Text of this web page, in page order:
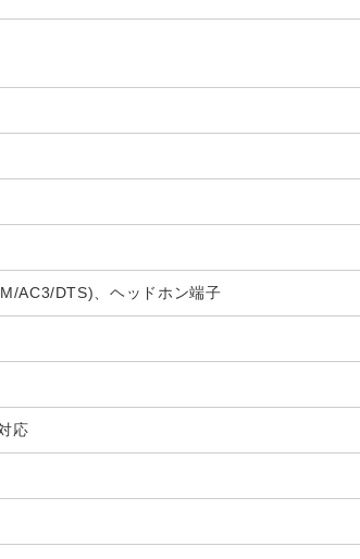
AC3/DTS)、ヘッドホン端子
応